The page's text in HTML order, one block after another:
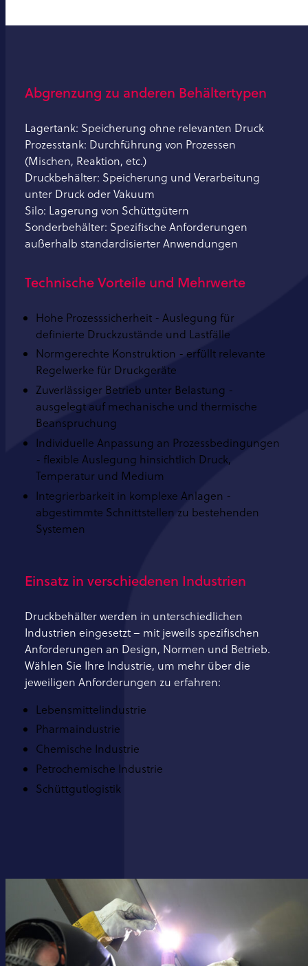
Abgrenzung zu anderen Behältertypen
Lagertank: Speicherung ohne relevanten Druck
Prozesstank: Durchführung von Prozessen
(Mischen, Reaktion, etc.)
Druckbehälter: Speicherung und Verarbeitung
unter Druck oder Vakuum
Silo: Lagerung von Schüttgütern
Sonderbehälter: Spezifische Anforderungen
außerhalb standardisierter Anwendungen
Technische Vorteile und Mehrwerte
Hohe Prozesssicherheit - Auslegung für
definierte Druckzustände und Lastfälle
Normgerechte Konstruktion - erfüllt relevante
Regelwerke für Druckgeräte
Zuverlässiger Betrieb unter Belastung -
ausgelegt auf mechanische und thermische
Beanspruchung
Individuelle Anpassung an Prozessbedingungen
- flexible Auslegung hinsichtlich Druck,
Temperatur und Medium
Integrierbarkeit in komplexe Anlagen -
abgestimmte Schnittstellen zu bestehenden
Systemen
Einsatz in verschiedenen Industrien
Druckbehälter werden in unterschiedlichen
Industrien eingesetzt – mit jeweils spezifischen
Anforderungen an Design, Normen und Betrieb.
Wählen Sie Ihre Industrie, um mehr über die
jeweiligen Anforderungen zu erfahren:
Lebensmittelindustrie
Pharmaindustrie
Chemische Industrie
Petrochemische Industrie
Schüttgutlogistik